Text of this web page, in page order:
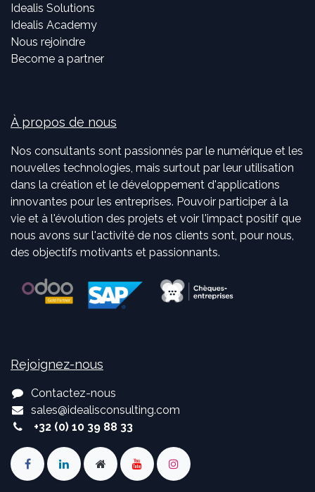
Idealis Solutions
Idealis Academy
Nous rejoindre
Become a partner
À propos de nous
Nos consultants sont passionnés par le numérique et les
nouvelles technologies, mais surtout par leur utilisation
dans la création et le développement d'applications
innovantes pour les entreprises. Pouvoir participer à la
vie et à l'évolution des projets et voir l'impact positif que
nous avons sur l'activité de nos clients sont, pour nous,
des objectifs motivants et passionnants.
Rejoignez-nous
Contactez-nous
sales@idealisconsulting.com
+32 (0) 10 39 88 33